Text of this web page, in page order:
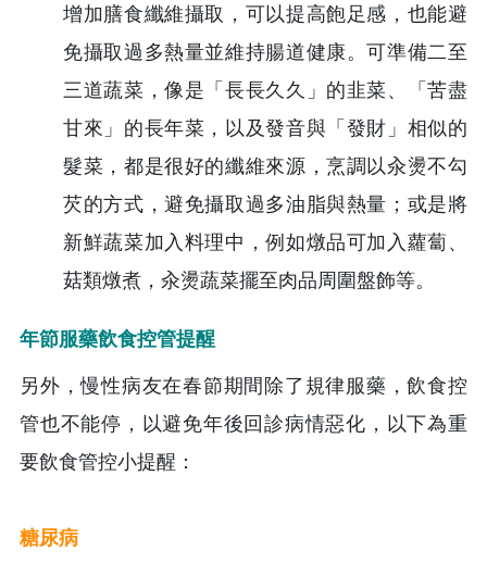
增加膳食纖維攝取，可以提高飽足感，也能避
免攝取過多熱量並維持腸道健康。可準備二至
三道蔬菜，像是「長長久久」的韭菜、「苦盡
甘來」的長年菜，以及發音與「發財」相似的
髮菜，都是很好的纖維來源，烹調以汆燙不勾
芡的方式，避免攝取過多油脂與熱量；或是將
新鮮蔬菜加入料理中，例如燉品可加入蘿蔔、
菇類燉煮，汆燙蔬菜擺至肉品周圍盤飾等。
年節服藥飲食控管提醒
另外，慢性病友在春節期間除了規律服藥，飲食控
管也不能停，以避免年後回診病情惡化，以下為重
要飲食管控小提醒：
糖尿病